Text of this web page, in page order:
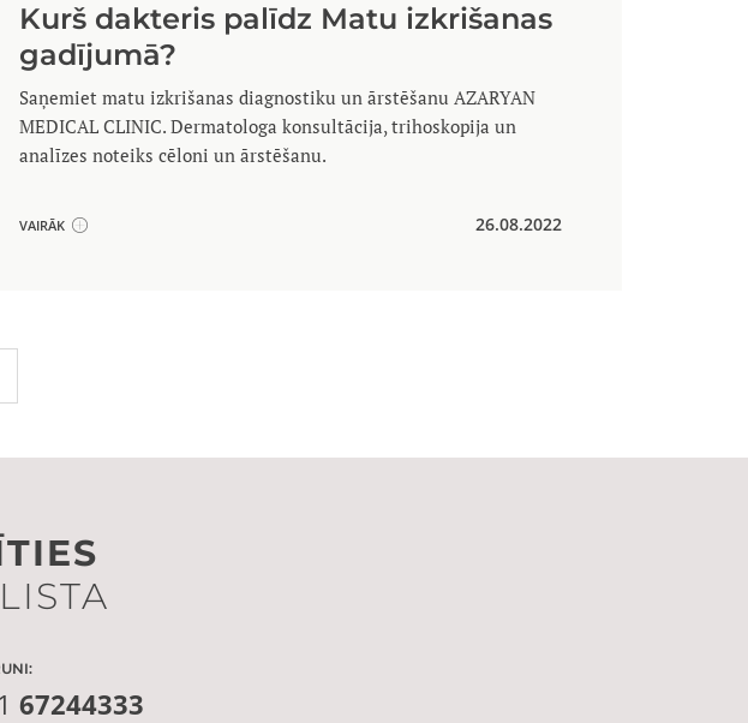
Kurš dakteris palīdz Matu izkrišanas
gadījumā?
Saņemiet matu izkrišanas diagnostiku un ārstēšanu AZARYAN
MEDICAL CLINIC. Dermatologa konsultācija, trihoskopija un
analīzes noteiks cēloni un ārstēšanu.
VAIRĀK 26.08.2022
67244333